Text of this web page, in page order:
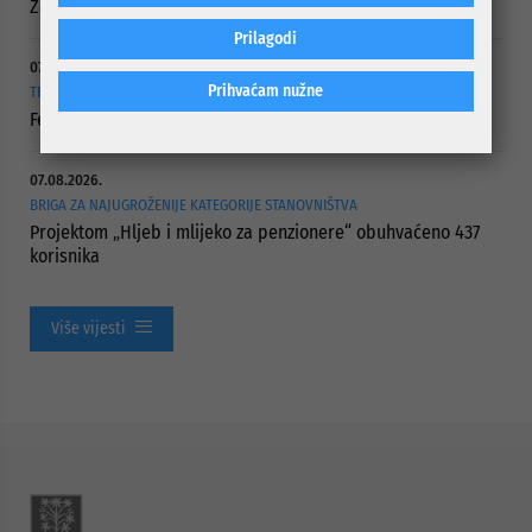
Započelo asfaltiranje Ulice Vranica Brijeg
07.08.2026.
TRAJE DO 21. AUGUSTA
Festival bajke za djecu i odrasle
07.08.2026.
BRIGA ZA NAJUGROŽENIJE KATEGORIJE STANOVNIŠTVA
Projektom „Hljeb i mlijeko za penzionere“ obuhvaćeno 437
korisnika
Više vijesti
Prihvaćam nužne
Prilagodi